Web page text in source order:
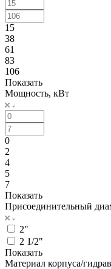
15
38
61
83
106
Показать
Мощность, кВт
0
2
4
5
7
Показать
Присоединительный
2"
2 1/2"
Показать
Материал корпуса/